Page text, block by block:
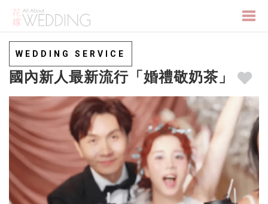
WEDDING SERVICE
國內新人最新流行「婚禮敬奶茶」